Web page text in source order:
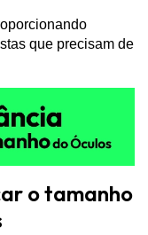
que precisam de
o tamanho